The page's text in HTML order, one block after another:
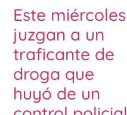
Este miércoles
juzgan a un
traficante de
droga que
huyó de un